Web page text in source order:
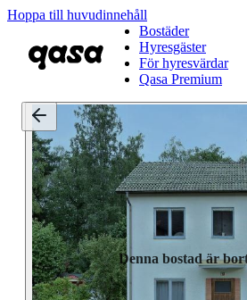
Hoppa till huvudinnehåll
Bostäder
Hyresgäster
För hyresvärdar
Qasa Premium
Denna bostad är